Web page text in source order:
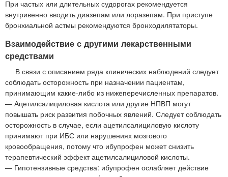
При частых или длительных судорогах рекомендуется
внутривенно вводить диазепам или лоразепам. При приступе
бронхиальной астмы рекомендуются бронходилятаторы.
Взаимодействие с другими лекарственными
средствами
В связи с описанием ряда клинических наблюдений следует
соблюдать осторожность при назначении пациентам,
принимающим какие-либо из нижеперечисленных препаратов.
— Ацетилсалициловая кислота или другие НПВП могут
повышать риск развития побочных явлений. Следует соблюдать
осторожность в случае, если ацетилсалициловую кислоту
принимают при ИБС или нарушениях мозгового
кровообращения, потому что ибупрофен может снизить
терапевтический эффект ацетилсалициловой кислоты.
— Гипотензивные средства: ибупрофен ослабляет действие